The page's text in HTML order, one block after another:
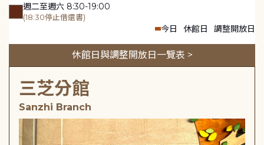
週二至週六 8:30-19:00
(18:30停止借還書)
今日 休館日 調整開放日
休館日與調整開放日一覽表 >
三芝分館
Sanzhi Branch